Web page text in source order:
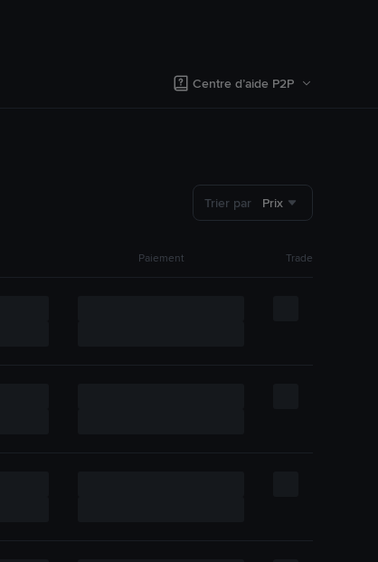
Centre d’aide P2P
Trier par Prix
Paiement Trade